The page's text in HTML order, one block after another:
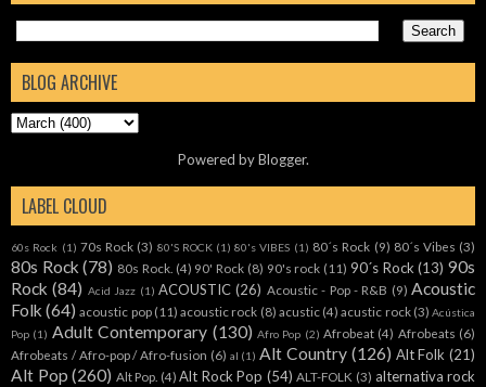
BLOG ARCHIVE
Powered byBlogger.
LABEL CLOUD
60s Rock (1) 70s Rock (3) 80'S ROCK (1) 80's VIBES (1) 80´s Rock (9) 80´s Vibes (3)
80s Rock (78) 80s Rock. (4) 90' Rock (8) 90's rock (11) 90´s Rock (13) 90s
Rock (84) Acid Jazz (1) ACOUSTIC (26) Acoustic - Pop - R&B (9) Acoustic
Folk (64) acoustic pop (11) acoustic rock (8) acustic (4) acustic rock (3) Acústica
Pop (1) Adult Contemporary (130) Afro Pop (2) Afrobeat (4) Afrobeats (6)
Afrobeats / Afro-pop / Afro-fusion (6) al (1) Alt Country (126) Alt Folk (21)
Alt Pop (260) Alt Pop. (4) Alt Rock Pop (54) ALT-FOLK (3) alternativa rock